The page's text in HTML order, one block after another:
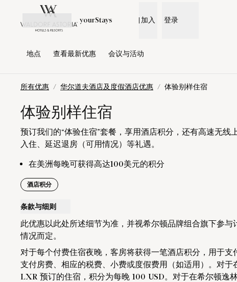
跳转到内容
yourStays 加入 登录
地点 查看最新优惠​ 会议与活动
所有优惠 / 华尔道夫酒店及度假酒店优惠 / 体验别样住宿
体验别样住宿
预订我们的“体验住宿”套餐，享用酒店积分，还有高速无线
入住、延迟退房（可用情况）等礼遇。
在美洲每晚可获得高达100美元的积分
酒店积分
条款与细则
此优惠以此处所述细节为准，并视希尔顿品牌组合旗下参与
情况而定。
对于每个付费住宿夜晚，客房将获得一笔酒店积分，用于支
支付房费、相应的税费、小费或度假费用（如适用）。对于
LXR 预订的住宿，积分为每晚 100 USD。对于在希尔顿逸